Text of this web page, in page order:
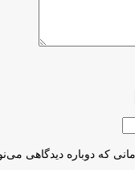
که دوباره دیدگاهی